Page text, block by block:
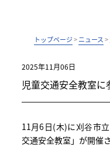
トップページ>ニュース>
2025年11月06日
児童交通安全教室に
11月6日(木)に刈谷市
交通安全教室」が開催